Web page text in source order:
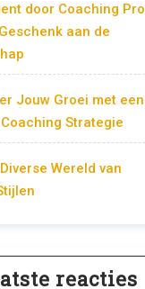
door Coaching Pro
aan de
Jouw Groei met een
Strategie
Wereld van
reacties